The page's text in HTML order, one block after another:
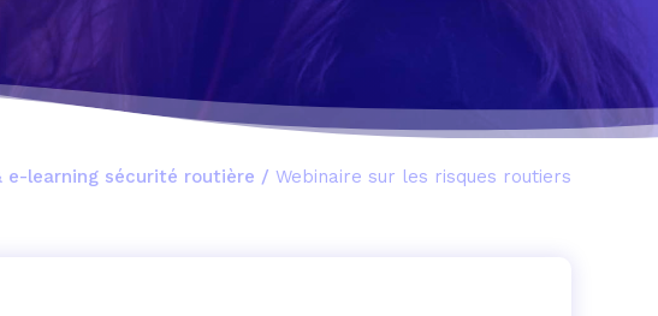
e-learning sécurité routière / Webinaire sur les risques routiers